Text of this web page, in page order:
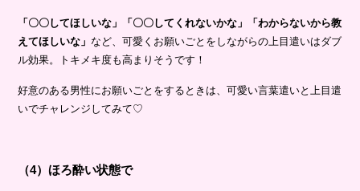
「〇〇してほしいな」「〇〇してくれないかな」「わからないから教
えてほしいな」など、可愛くお願いごとをしながらの上目遣いはダブ
ル効果。トキメキ度も高まりそうです！
好意のある男性にお願いごとをするときは、可愛い言葉遣いと上目遣
いでチャレンジしてみて♡
（4）ほろ酔い状態で